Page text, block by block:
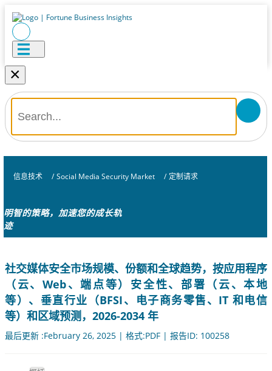
×
信息技术 / Social Media Security Market / 定制请求
明智的策略，加速您的成长轨
迹
社交媒体安全市场规模、份额和全球趋势，按应用程序
（云、Web、端点等）安全性、部署（云、本地
等）、垂直行业（BFSI、电子商务零售、IT 和电信
等）和区域预测，2026-2034 年
最后更新 :February 26, 2025 | 格式:PDF | 报告ID: 100258